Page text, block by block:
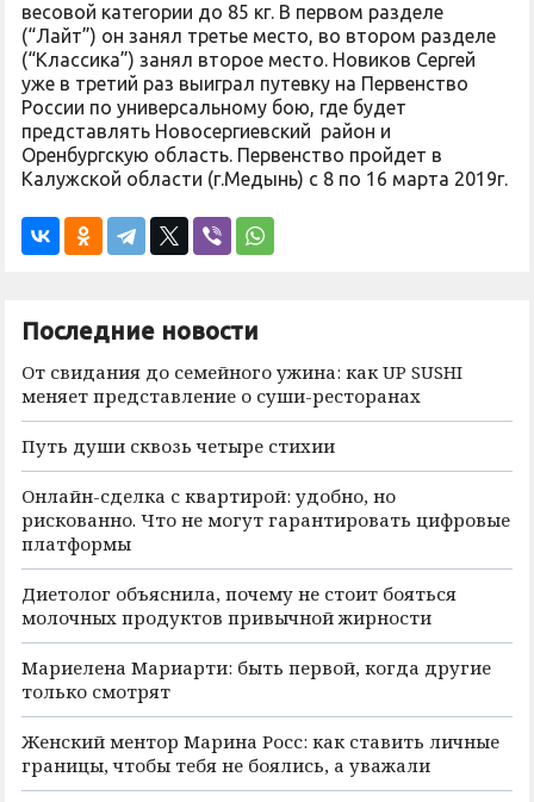
весовой категории до 85 кг. В первом разделе
(“Лайт”) он занял третье место, во втором разделе
(“Классика”) занял второе место. Новиков Сергей
уже в третий раз выиграл путевку на Первенство
России по универсальному бою, где будет
представлять Новосергиевский район и
Оренбургскую область. Первенство пройдет в
Калужской области (г.Медынь) с 8 по 16 марта 2019г.
Последние новости
От свидания до семейного ужина: как UP SUSHI
меняет представление о суши-ресторанах
Путь души сквозь четыре стихии
Онлайн-сделка с квартирой: удобно, но
рискованно. Что не могут гарантировать цифровые
платформы
Диетолог объяснила, почему не стоит бояться
молочных продуктов привычной жирности
Мариелена Мариарти: быть первой, когда другие
только смотрят
Женский ментор Марина Росс: как ставить личные
границы, чтобы тебя не боялись, а уважали